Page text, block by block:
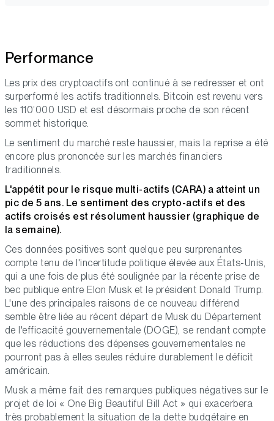
Performance
Les prix des cryptoactifs ont continué à se redresser et ont
surperformé les actifs traditionnels. Bitcoin est revenu vers
les 110’000 USD et est désormais proche de son récent
sommet historique.
Le sentiment du marché reste haussier, mais la reprise a été
encore plus prononcée sur les marchés financiers
traditionnels.
L'appétit pour le risque multi-actifs (CARA) a atteint un
pic de 5 ans. Le sentiment des crypto-actifs et des
actifs croisés est résolument haussier (graphique de
la semaine).
Ces données positives sont quelque peu surprenantes
compte tenu de l'incertitude politique élevée aux États-Unis,
qui a une fois de plus été soulignée par la récente prise de
bec publique entre Elon Musk et le président Donald Trump.
L'une des principales raisons de ce nouveau différend
semble être liée au récent départ de Musk du Département
de l'efficacité gouvernementale (DOGE), se rendant compte
que les réductions des dépenses gouvernementales ne
pourront pas à elles seules réduire durablement le déficit
américain.
Musk a même fait des remarques publiques négatives sur le
projet de loi « One Big Beautiful Bill Act » qui exacerbera
très probablement la situation de la dette budgétaire en